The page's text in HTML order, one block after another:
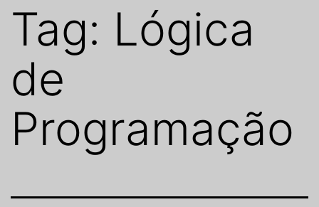
Tag: Lógica
de
Programação